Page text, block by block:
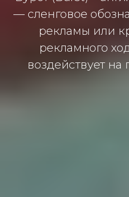
— сленговое
рекламы или
рекламного
воздействует на